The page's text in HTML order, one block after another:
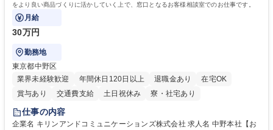
をより良い商品づくりに活かしていく上で、窓口となるお客様相談室でのお仕事です。
月給
30万円
勤務地
東京都中野区
業界未経験歓迎
年間休日120日以上 退職金あり
在宅OK
賞与あり
交通費支給 土日祝休み 寮・社宅あり
仕事の内容
企業名 キリンアンドコミュニケーションズ株式会社 求人名 中野本社【お